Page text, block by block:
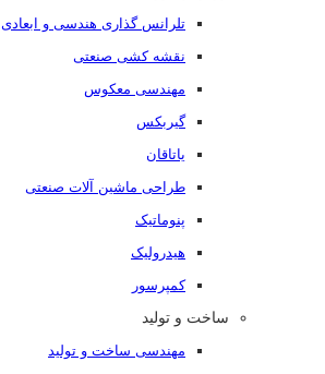
تلرانس گذاری هندسی و ابعادی
نقشه کشی صنعتی
مهندسی معکوس
گیربکس
یاتاقان
طراحی ماشین آلات صنعتی
پنوماتیک
هیدرولیک
کمپرسور
ساخت و تولید
مهندسی ساخت و تولید